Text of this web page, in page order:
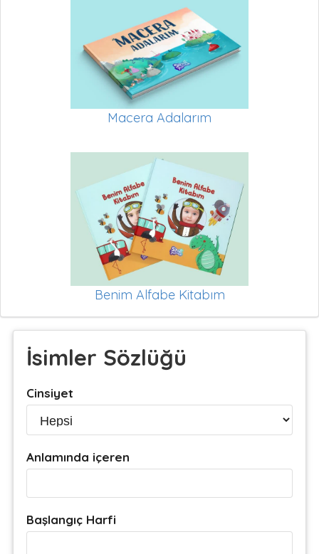
Macera Adalarım
Benim Alfabe Kitabım
İsimler Sözlüğü
Cinsiyet
Anlamında içeren
Başlangıç Harfi